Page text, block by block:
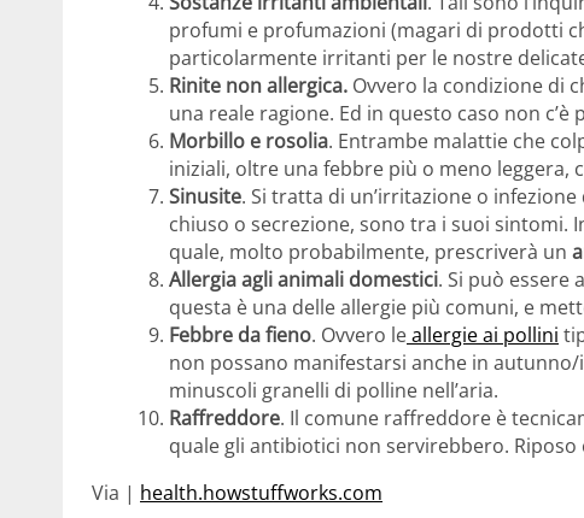
profumi e profumazioni (magari di prodotti
particolarmente irritanti per le nostre
Rinite non allergica. Ovvero la condizione di
una reale ragione. Ed in questo caso non
Morbillo e rosolia. Entrambe malattie che
iniziali, oltre una febbre più o meno leggera,
Sinusite. Si tratta di un’irritazione o
chiuso o secrezione, sono tra i suoi sintomi.
quale, molto probabilmente, prescriverà un
Allergia agli animali domestici. Si può essere
questa è una delle allergie più comuni, e
Febbre da fieno. Ovvero leallergie ai pollini
non possano manifestarsi anche in
minuscoli granelli di polline nell’aria.
Raffreddore. Il comune raffreddore è
quale gli antibiotici non servirebbero.
Via | health.howstuffworks.com